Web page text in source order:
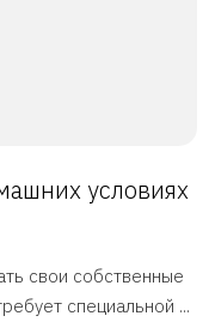
условиях
свои собственные
специальной ...